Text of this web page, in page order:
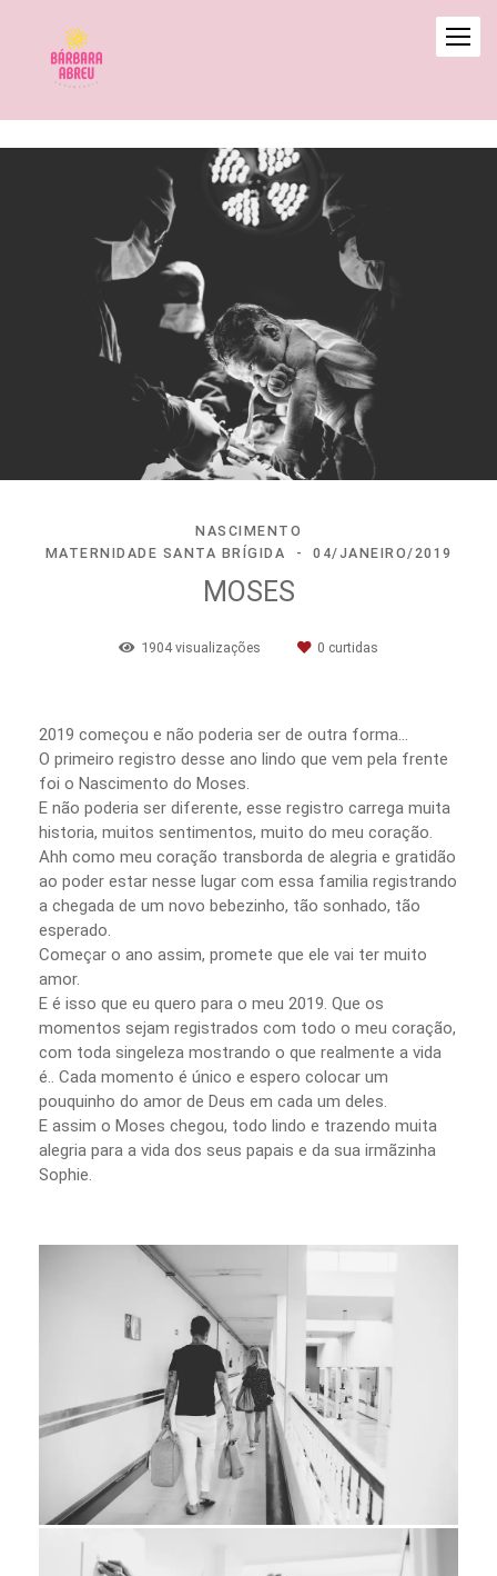
NASCIMENTO
MATERNIDADE SANTA BRÍGIDA
04/JANEIRO/2019
MOSES
1904visualizações 0 curtidas
2019 começou e não poderia ser de outra forma...
O primeiro registro desse ano lindo que vem pela frente
foi o Nascimento do Moses.
E não poderia ser diferente, esse registro carrega muita
historia, muitos sentimentos, muito do meu coração.
Ahh como meu coração transborda de alegria e gratidão
ao poder estar nesse lugar com essa familia registrando
a chegada de um novo bebezinho, tão sonhado, tão
esperado.
Começar o ano assim, promete que ele vai ter muito
amor.
E é isso que eu quero para o meu 2019. Que os
momentos sejam registrados com todo o meu coração,
com toda singeleza mostrando o que realmente a vida
é.. Cada momento é único e espero colocar um
pouquinho do amor de Deus em cada um deles.
E assim o Moses chegou, todo lindo e trazendo muita
alegria para a vida dos seus papais e da sua irmãzinha
Sophie.